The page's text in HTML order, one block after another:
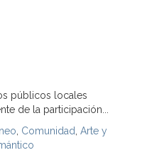
públicos locales
de la participación...
Comunidad Arte y